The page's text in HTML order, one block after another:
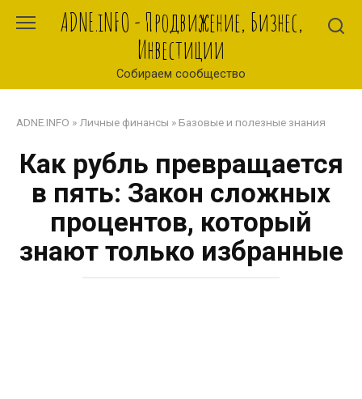
ADNE.iNFO - Продвижение, Бизнес,
Инвестиции
Собираем сообщество
ADNE.INFO » Личные финансы »Базовые и полезные знания
Как рубль превращается
в пять: Закон сложных
процентов, который
знают только избранные